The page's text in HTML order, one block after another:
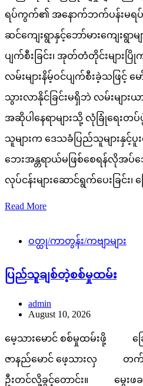
ရပ်ကွက်၏ အနောက်ဘက်ပန်းမရပ်
ဆင်ကျေးရွာနှင့်ဘော်မားကျေးရွာမ
ပျက်စီးခြင်း၊ အုတ်တံတိုင်းများပြို
လမ်းများနိမ့်ဝင်ပျက်စီးခဲ့သဖြင့် မ
သွားလာနိုင်ခြင်းမရှိဘဲ လမ်းမျာ
အဆိုပါနေရာများသို့ လုံခြုံရေးတပ်
သူများက ဒေသခံပြည်သူများနှင့်ပူ
ဘေးအန္တရာယ်မဖြစ်စေရန်လို
လုပ်ငန်းများဆောင်ရွက်ပေးခြင်း၊
Read More
ဝတ္ထု/ကာတွန်း/ကဗျာများ
ပြည်သူချစ်တဲ့စစ်မှုထမ်း
admin
August 10, 2026
မေ့သားမောင် စစ်မှုထမ်းဖို့ ခ
ဇာနည်မောင် ဖေ့သားလှ တ
ဦးတင်လို့ခွင့်တောင်း။ မွေးဖခ